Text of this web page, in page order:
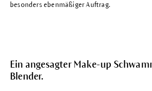
besonders ebenmäßiger Auftrag.
Ein angesagter Make-up
Blender.